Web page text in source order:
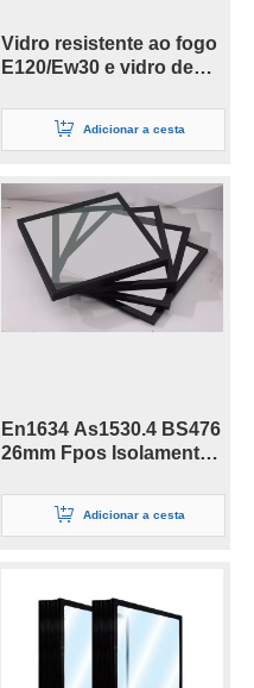
Vidro resistente ao fogo
E120/Ew30 e vidro de
Adicionar a cesta
En1634 As1530.4 BS476
26mm Fpos Isolamento
de integridade
Adicionar a cesta